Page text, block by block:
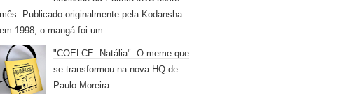
mês. Publicado originalmente pela Kodansha
em 1998, o mangá foi um ...
"COELCE. Natália". O meme que
se transformou na nova HQ de
Paulo Moreira